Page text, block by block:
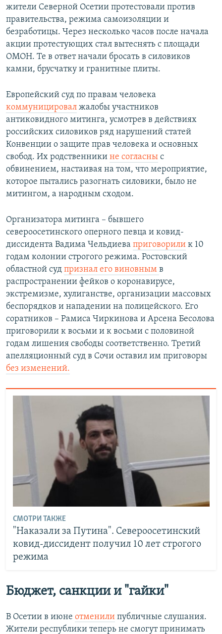
жители Северной Осетии протестовали против
правительства, режима самоизоляции и
безработицы. Через несколько часов после начала
акции протестующих стал вытеснять с площади
ОМОН. Те в ответ начали бросать в силовиков
камни, брусчатку и гранитные плиты.
Европейский суд по правам человека
коммуницировал жалобы участников
антиковидного митинга, усмотрев в действиях
российских силовиков ряд нарушений статей
Конвенции о защите прав человека и основных
свобод. Их родственники не согласны с
обвинением, настаивая на том, что мероприятие,
которое пытались разогнать силовики, было не
митингом, а народным сходом.
Организатора митинга – бывшего
североосетинского оперного певца и ковид-
диссидента Вадима Чельдиева приговорили к 10
годам колонии строгого режима. Ростовский
областной суд признал его виновным в
распространении фейков о коронавирусе,
экстремизме, хулиганстве, организации массовых
беспорядков и нападении на полицейского. Его
соратников – Рамиса Чиркинова и Арсена Бесолова
приговорили к восьми и к восьми с половиной
годам лишения свободы соответственно. Третий
апелляционный суд в Сочи оставил им приговоры
без изменений.
СМОТРИ ТАКЖЕ
"Наказали за Путина". Североосетинский
ковид-диссидент получил 10 лет строгого
режима
Бюджет, санкции и "гайки"
В Осетии в июне отменили публичные слушания.
Жители республики теперь не смогут принимать